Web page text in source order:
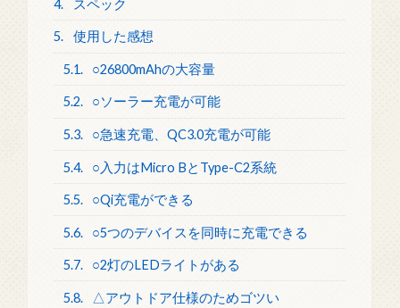
4. スペック
5. 使用した感想
5.1. ○26800mAhの大容量
5.2. ○ソーラー充電が可能
5.3. ○急速充電、QC3.0充電が可能
5.4. ○入力はMicro BとType-C2系統
5.5. ○Qi充電ができる
5.6. ○5つのデバイスを同時に充電できる
5.7. ○2灯のLEDライトがある
5.8. △アウトドア仕様のためゴツい